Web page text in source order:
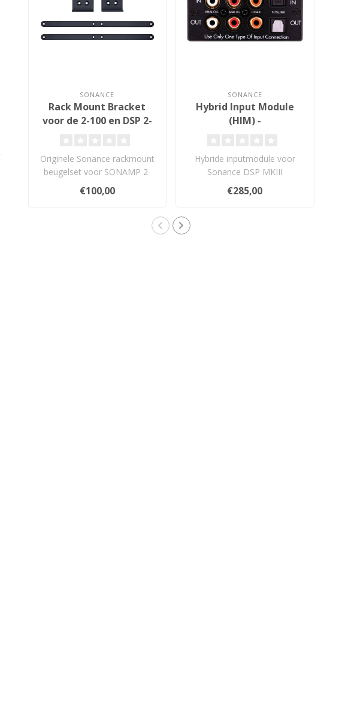
SONANCE
Rack Mount Bracket
voor de 2-100 en DSP 2-
Originele Sonance rackmount
beugelset voor SONAMP 2-
100 en DSP 2-150 versterkers..
€100,00
SONANCE
Hybrid Input Module
(HIM) -
Hybride inputmodule voor
Sonance DSP MKIII
versterkers met analoge,
optische en ..
€285,00